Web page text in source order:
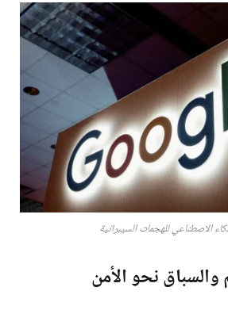
الاصطناعي للهجمات السيبرانية
نحو الأمن